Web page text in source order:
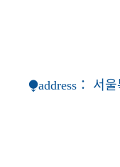
⧭address： 서